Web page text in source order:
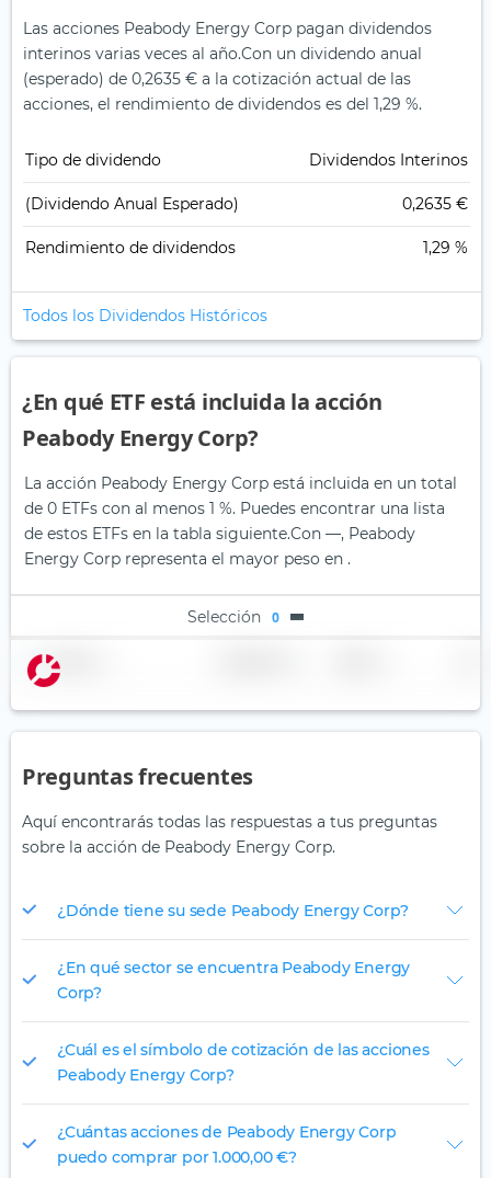
Las acciones Peabody Energy Corp pagan dividendos
interinos varias veces al año.Con un dividendo anual
(esperado) de 0,2635 € a la cotización actual de las
acciones, el rendimiento de dividendos es del 1,29 %.
Tipo de dividendo Dividendos Interinos
(Dividendo Anual Esperado) 0,2635 €
Rendimiento de dividendos 1,29 %
Todos los Dividendos Históricos
¿En qué ETF está incluida la acción
Peabody Energy Corp?
La acción Peabody Energy Corp está incluida en un total
de 0 ETFs con al menos 1 %. Puedes encontrar una lista
de estos ETFs en la tabla siguiente.Con —, Peabody
Energy Corp representa el mayor peso en .
Selección 0
Nombre
Preguntas frecuentes
Aquí encontrarás todas las respuestas a tus preguntas
sobre la acción de Peabody Energy Corp.
¿Dónde tiene su sede Peabody Energy Corp?
¿En qué sector se encuentra Peabody Energy
Corp?
¿Cuál es el símbolo de cotización de las acciones
Peabody Energy Corp?
¿Cuántas acciones de Peabody Energy Corp
puedo comprar por 1.000,00 €?